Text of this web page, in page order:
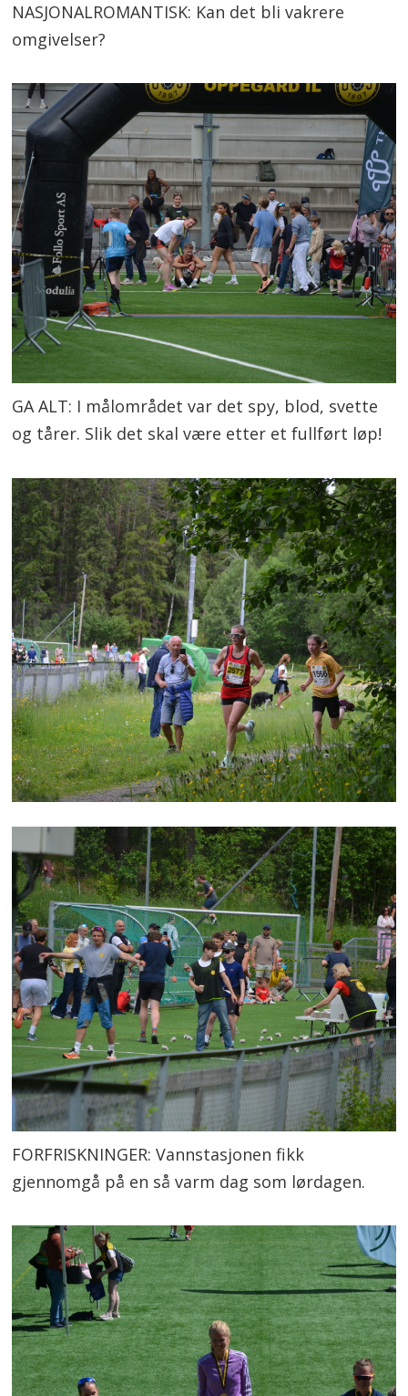
NASJONALROMANTISK: Kan det bli vakrere
omgivelser?
GA ALT: I målområdet var det spy, blod, svette
og tårer. Slik det skal være etter et fullført løp!
FORFRISKNINGER: Vannstasjonen fikk
gjennomgå på en så varm dag som lørdagen.